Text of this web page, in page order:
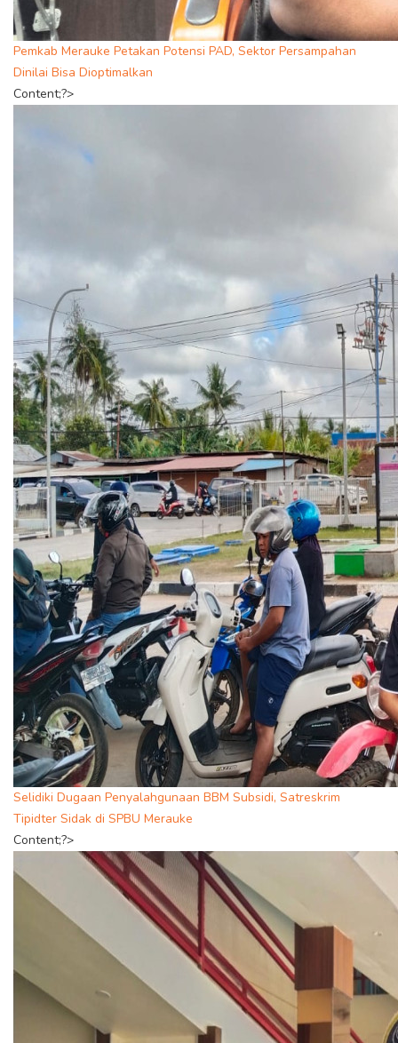
Pemkab Merauke Petakan Potensi PAD, Sektor Persampahan
Dinilai Bisa Dioptimalkan
Content;?>
Selidiki Dugaan Penyalahgunaan BBM Subsidi, Satreskrim
Tipidter Sidak di SPBU Merauke
Content;?>